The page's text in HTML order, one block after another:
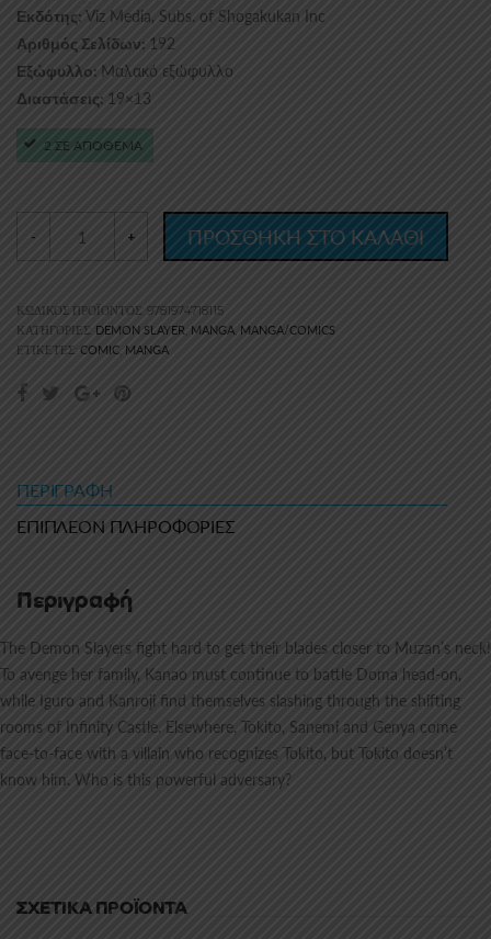
Εκδότης: Viz Media, Subs. of Shogakukan Inc
Αριθμός Σελίδων: 192
Εξώφυλλο: Μαλακό εξώφυλλο
Διαστάσεις: 19×13
2 ΣΕ ΑΠΟΘΕΜΑ
- + ΠΡΟΣΘΗΚΗ ΣΤΟ ΚΑΛΑΘΙ
ΚΩΔΙΚΌΣ ΠΡΟΪΌΝΤΟΣ: 9781974718115
ΚΑΤΗΓΟΡΊΕΣ: DEMON SLAYER, MANGA, MANGA/COMICS
ΕΤΙΚΈΤΕΣ: COMIC MANGA
ΠΕΡΙΓΡΑΦΉ
ΕΠΙΠΛΈΟΝ ΠΛΗΡΟΦΟΡΊΕΣ
Περιγραφή
The Demon Slayers fight hard to get their blades closer to Muzan’s neck!
To avenge her family, Kanao must continue to battle Doma head-on,
while Iguro and Kanroji find themselves slashing through the shifting
rooms of Infinity Castle. Elsewhere, Tokito, Sanemi and Genya come
face-to-face with a villain who recognizes Tokito, but Tokito doesn’t
know him. Who is this powerful adversary?
ΣΧΕΤΙΚΆ ΠΡΟΪΌΝΤΑ